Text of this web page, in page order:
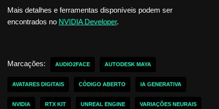
Mais detalhes e ferramentas disponíveis podem ser
encontrados no NVIDIA Developer.
Marcações: AUDIO2FACE AUTODESK MAYA
AVATARES DIGITAIS CÓDIGO ABERTO IA GENERATIVA
NVIDIA RTX KIT UNREAL ENGINE VARIAÇÕES NEURAIS